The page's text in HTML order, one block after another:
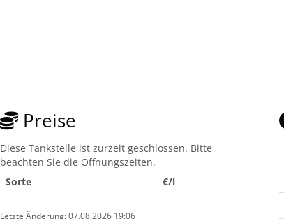
Preise
Diese Tankstelle ist zurzeit geschlossen. Bitte
beachten Sie die Öffnungszeiten.
Sorte
€/l
Letzte Änderung: 07.08.2026 19:06